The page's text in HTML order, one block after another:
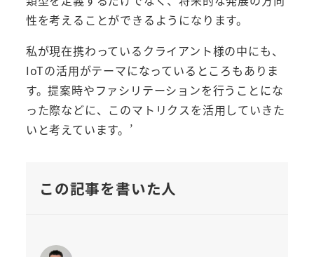
性を考えることができるようになります。
私が現在携わっているクライアント様の中にも、
IoTの活用がテーマになっているところもありま
す。提案時やファシリテーションを行うことにな
った際などに、このマトリクスを活用していきた
いと考えています。’
この記事を書いた人